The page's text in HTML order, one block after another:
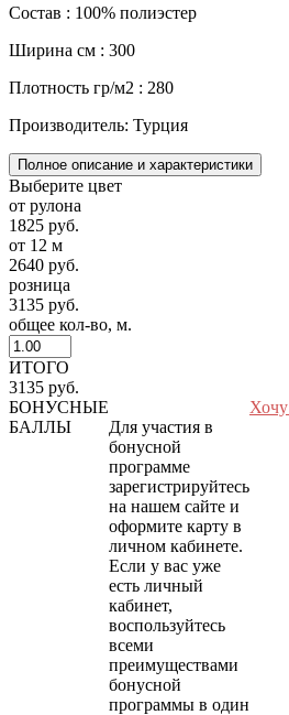
Состав : 100% полиэстер
Ширина см : 300
Плотность гр/м2 : 280
Производитель: Турция
Полное описание и характеристики
Выберите цвет
от рулона
1825 руб.
от 12 м
2640 руб.
розница
3135 руб.
общее кол-во, м.
ИТОГО
3135 руб.
БОНУСНЫЕ
БАЛЛЫ
Для участия в
бонусной
программе
зарегистрируйтесь
на нашем сайте и
оформите карту в
личном кабинете.
Если у вас уже
есть личный
кабинет,
воспользуйтесь
всеми
преимуществами
бонусной
программы в один